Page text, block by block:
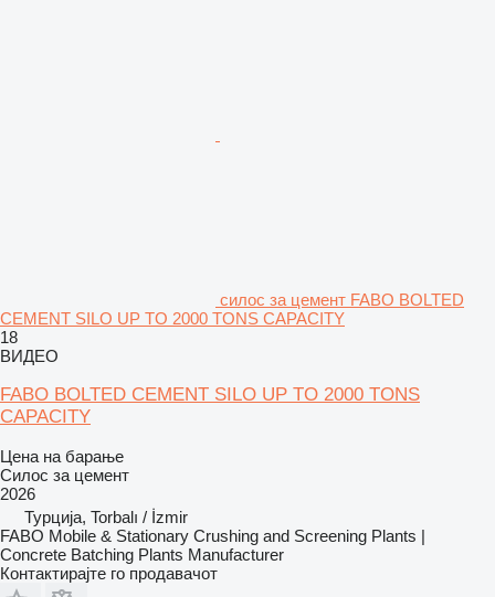
силос за цемент FABO BOLTED
CEMENT SILO UP TO 2000 TONS CAPACITY
18
ВИДЕО
FABO BOLTED CEMENT SILO UP TO 2000 TONS
CAPACITY
Цена на барање
Силос за цемент
2026
Турција, Torbalı / İzmir
FABO Mobile & Stationary Crushing and Screening Plants |
Concrete Batching Plants Manufacturer
Контактирајте го продавачот